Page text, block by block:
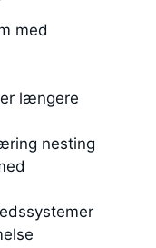
med
længere
nesting